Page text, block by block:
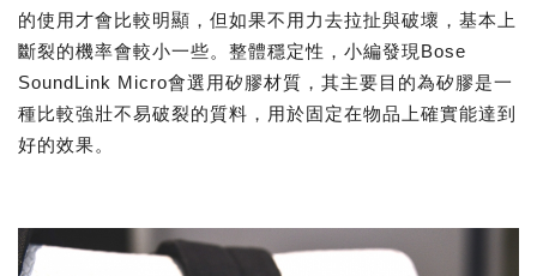
的使用才會比較明顯，但如果不用力去拉扯與破壞，基本上
斷裂的機率會較小一些。整體穩定性，小編發現Bose
SoundLink Micro會選用矽膠材質，其主要目的為矽膠是一
種比較強壯不易破裂的質料，用於固定在物品上確實能達到
好的效果。